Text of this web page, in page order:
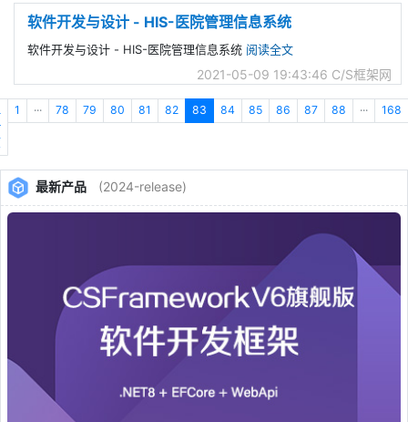
软件开发与设计 - HIS-医院管理信息系统
软件开发与设计 - HIS-医院管理信息系统 阅读全文
2021-05-09 19:43:46 C/S框架网
1 ··· 78 79 80 81 82 83 84 85 86 87 88 ··· 168
最新产品 (2024-release)